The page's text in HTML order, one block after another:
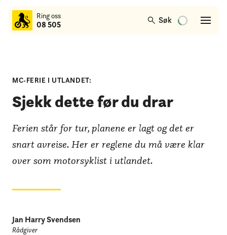
Ring oss
08 505 Søk
hovedinnhold
MC-FERIE I UTLANDET:
Sjekk dette før du drar
Ferien står for tur, planene er lagt og det er
snart avreise. Her er reglene du må være klar
over som motorsyklist i utlandet.
Jan Harry Svendsen
Rådgiver